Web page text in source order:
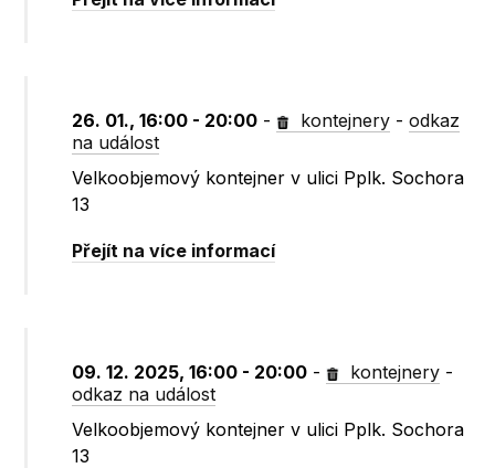
26. 01., 16:00 - 20:00 - kontejnery -odkaz
na událost
Velkoobjemový kontejner v ulici Pplk. Sochora
13
Přejít na více informací
09. 12. 2025, 16:00 - 20:00 - kontejnery -
odkaz na událost
Velkoobjemový kontejner v ulici Pplk. Sochora
13